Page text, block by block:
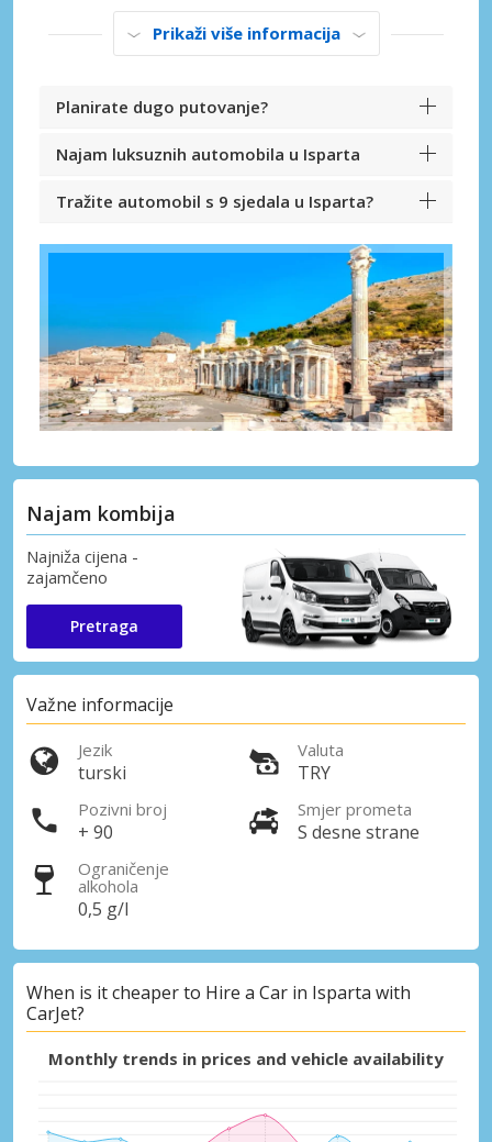
Prikaži više informacija
Planirate dugo putovanje?
Najam luksuznih automobila u Isparta
Tražite automobil s 9 sjedala u Isparta?
Najam kombija
Najniža cijena -
zajamčeno
Pretraga
Važne informacije
Jezik
turski
Valuta
TRY
Pozivni broj
+ 90
Smjer prometa
S desne strane
Ograničenje
alkohola
0,5 g/l
When is it cheaper to Hire a Car in Isparta with
CarJet?
Monthly trends in prices and vehicle availability